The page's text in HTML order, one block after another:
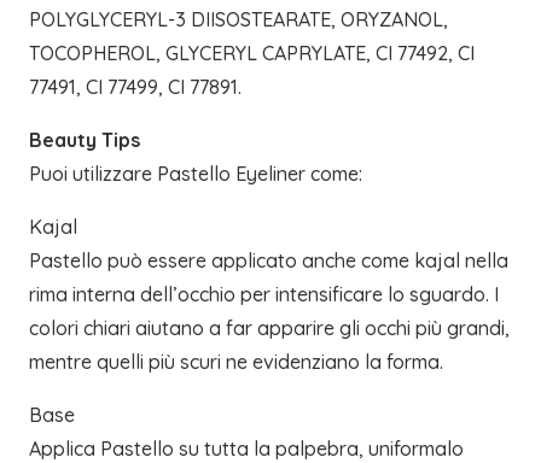
POLYGLYCERYL-3 DIISOSTEARATE, ORYZANOL,
TOCOPHEROL, GLYCERYL CAPRYLATE, CI 77492, CI
77491, CI 77499, CI 77891.
Beauty Tips
Puoi utilizzare Pastello Eyeliner come:
Kajal
Pastello può essere applicato anche come kajal nella
rima interna dell’occhio per intensificare lo sguardo. I
colori chiari aiutano a far apparire gli occhi più grandi,
mentre quelli più scuri ne evidenziano la forma.
Base
Applica Pastello su tutta la palpebra, uniformalo